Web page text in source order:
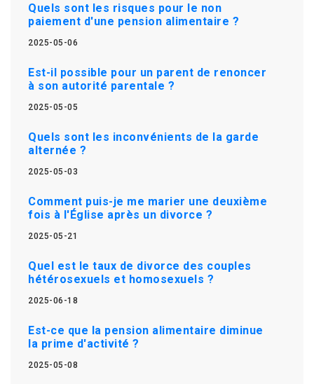
Quels sont les risques pour le non
paiement d'une pension alimentaire ?
2025-05-06
Est-il possible pour un parent de renoncer
à son autorité parentale ?
2025-05-05
Quels sont les inconvénients de la garde
alternée ?
2025-05-03
Comment puis-je me marier une deuxième
fois à l'Église après un divorce ?
2025-05-21
Quel est le taux de divorce des couples
hétérosexuels et homosexuels ?
2025-06-18
Est-ce que la pension alimentaire diminue
la prime d'activité ?
2025-05-08